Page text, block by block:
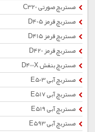
مستربچ صورتی C320
مستربچ قرمز D405
مستربچ قرمز D415
مستربچ قرمز D420
مستربچ بنفش D400X
مستربچ آبی E503
مستربچ آبی E517
مستربچ آبی E519
مستربچ آبی E593